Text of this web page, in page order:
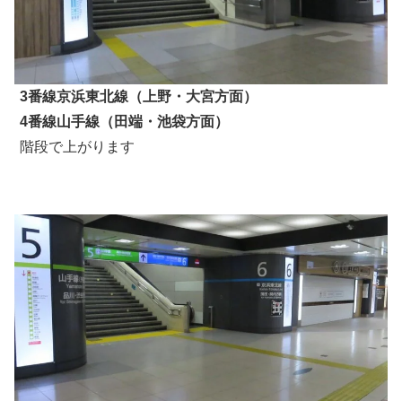
3番線京浜東北線（上野・大宮方面）
4番線山手線（田端・池袋方面）
階段で上がります